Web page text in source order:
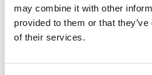
may combine it with other
provided to them or that
of their services.
Ajouter